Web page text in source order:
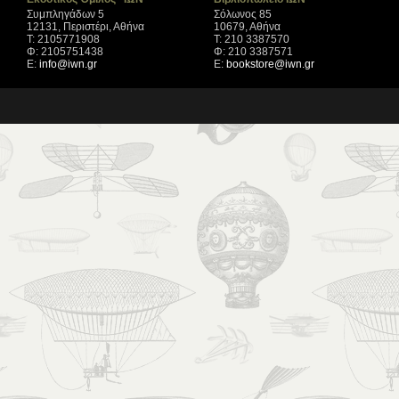
Συμπληγάδων 5
12131, Περιστέρι, Αθήνα
Τ: 2105771908
Φ: 2105751438
Ε: info@iwn.gr
Σόλωνος 85
10679, Αθήνα
Τ: 210 3387570
Φ: 210 3387571
Ε: bookstore@iwn.gr